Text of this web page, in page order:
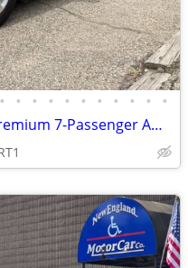
• • • • • • • • • • •
2015 Toyota Sienna Limited Premium 7-Passenger AWD Van LOADED